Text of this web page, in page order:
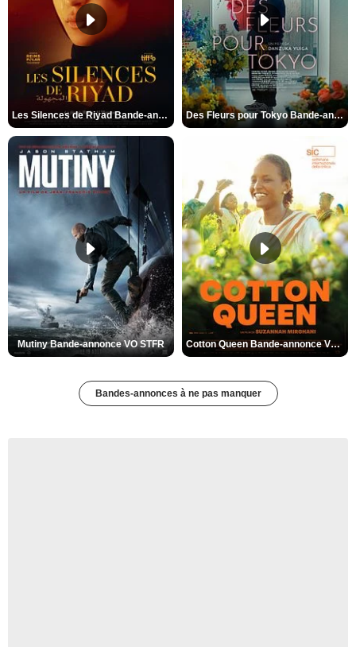
Les Silences de Riyad Bande-annonce VO STFR Des Fleurs pour Tokyo Bande-annonce VO STFR
Mutiny Bande-annonce VO STFR Cotton Queen Bande-annonce VO STFR
Bandes-annonces à ne pas manquer